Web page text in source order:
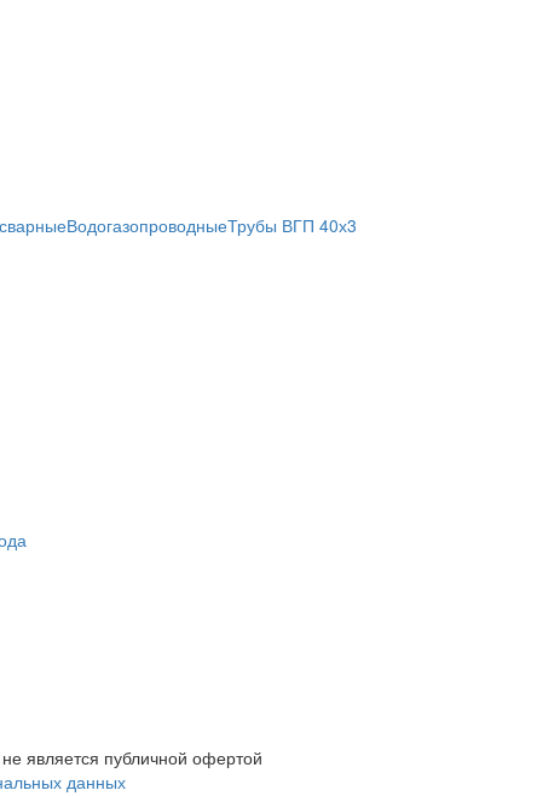
ВодогазопроводныеТрубы ВГП 40х3
является публичной офертой
данных